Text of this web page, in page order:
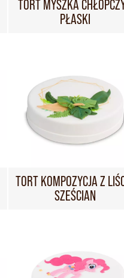
TORT MYSZKA
PŁASKI
TORT KOMPOZYCJA Z
SZEŚCIAN